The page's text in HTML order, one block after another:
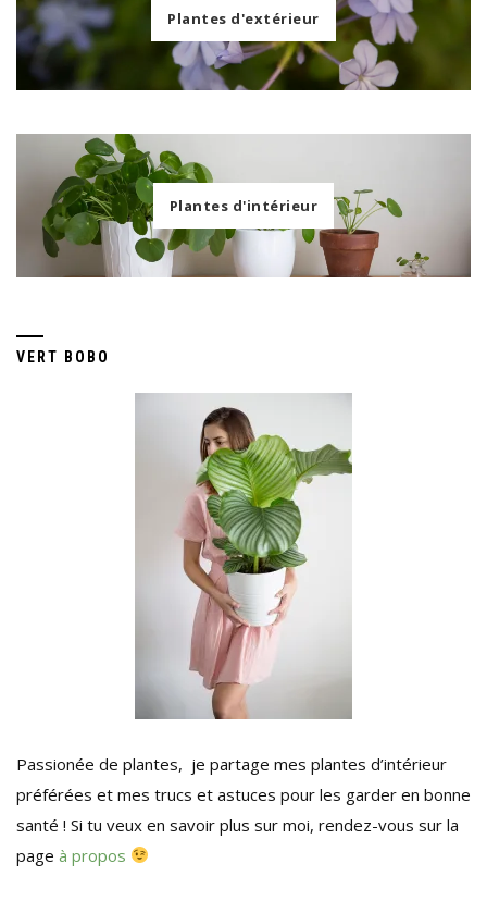
Plantes d'extérieur
Plantes d'intérieur
VERT BOBO
Passionée de plantes, je partage mes plantes d’intérieur
préférées et mes trucs et astuces pour les garder en bonne
santé ! Si tu veux en savoir plus sur moi, rendez-vous sur la
page à propos